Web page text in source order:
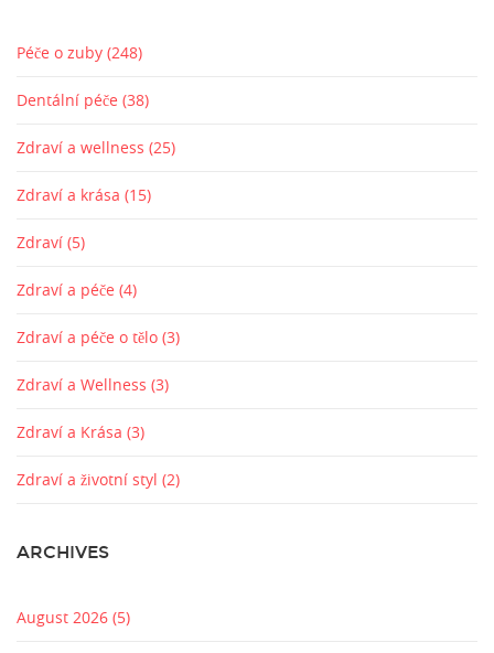
Péče o zuby (248)
Dentální péče (38)
Zdraví a wellness (25)
Zdraví a krása (15)
Zdraví (5)
Zdraví a péče (4)
Zdraví a péče o tělo (3)
Zdraví a Wellness (3)
Zdraví a Krása (3)
Zdraví a životní styl (2)
ARCHIVES
August 2026 (5)